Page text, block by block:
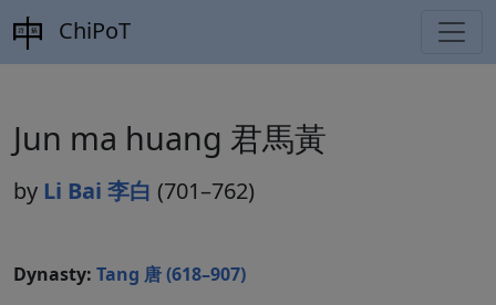
ChiPoT
Jun ma huang 君馬黃
by Li Bai 李白 (701–762)
Dynasty: Tang 唐 (618–907)